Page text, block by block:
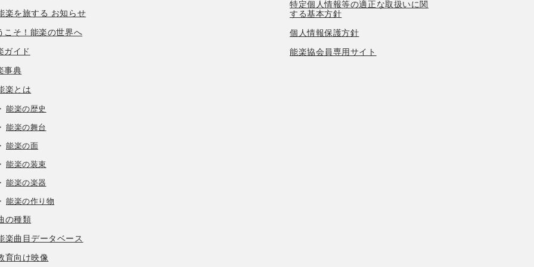
楽を旅する お知らせ
こそ！能楽の世界へ
ガイド
事典
楽とは
能楽の歴史
能楽の舞台
能楽の面
能楽の装束
能楽の楽器
能楽の作り物
の種類
楽曲目データベース
育向け映像
特定個人情報等の適正な取扱いに関
する基本方針
個人情報保護方針
能楽協会員専用サイト